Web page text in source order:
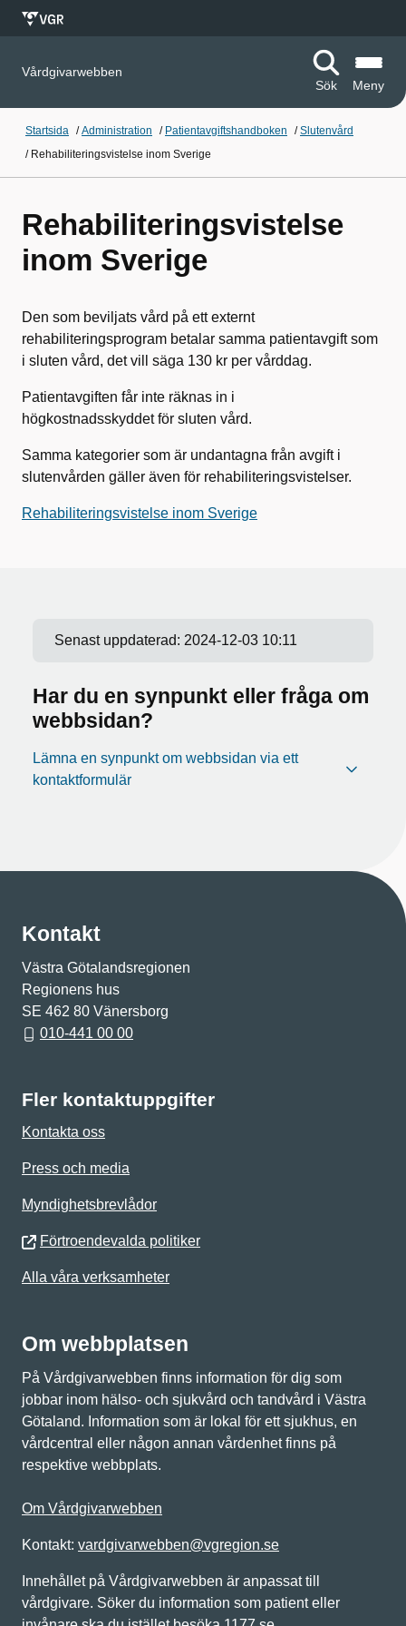
Vårdgivarwebben
Sök
Meny
Startsida /Administration / Patientavgiftshandboken /Slutenvård
/ Rehabiliteringsvistelse inom Sverige
Rehabiliteringsvistelse
inom Sverige
Den som beviljats vård på ett externt
rehabiliteringsprogram betalar samma patientavgift som
i sluten vård, det vill säga 130 kr per vårddag.
Patientavgiften får inte räknas in i
högkostnadsskyddet för sluten vård.
Samma kategorier som är undantagna från avgift i
slutenvården gäller även för rehabiliteringsvistelser.
Rehabiliteringsvistelse inom Sverige
Senast uppdaterad: 2024-12-03 10:11
Har du en synpunkt eller fråga om
webbsidan?
Lämna en synpunkt om webbsidan via ett
kontaktformulär
Kontakt
Västra Götalandsregionen
Regionens hus
SE 462 80 Vänersborg
010-441 00 00
Fler kontaktuppgifter
Kontakta oss
Press och media
Myndighetsbrevlådor
Förtroendevalda politiker
Alla våra verksamheter
Om webbplatsen
På Vårdgivarwebben finns information för dig som
jobbar inom hälso- och sjukvård och tandvård i Västra
Götaland. Information som är lokal för ett sjukhus, en
vårdcentral eller någon annan vårdenhet finns på
respektive webbplats.
Om Vårdgivarwebben
Kontakt: vardgivarwebben@vgregion.se
Innehållet på Vårdgivarwebben är anpassat till
vårdgivare. Söker du information som patient eller